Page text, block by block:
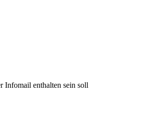
Infomail enthalten sein soll